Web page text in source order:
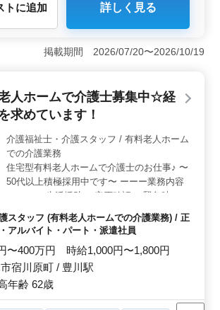
ント
環境＞ 完全週休2日制で、仕事とプライ
スが取りやすく、長期にわたって無理な
た、特に50代から60代の方も活躍できる
のある介護職＞ 介護職は、高齢者
顔を提供できるやりがいのある職業で
した介護業務をおまかせし、1年以上の介
活かし、充実感を感じながら働けま
給与水準も◯。また、福利厚生も整
・労災・健康・厚生の社会保険完備で
ト に追加 詳しく見る
掲載期間 2026/07/20〜2026/10/19
人ホームで介護士募集中☆経
求めています！
介護福祉士・介護スタッフ / 有料老人ホーム
での介護業務
住宅型有料老人ホームで介護士のお仕事♪ 〜
50代以上積極採用中です〜 ーーー業務内容
ーーー ・生活援助 ・安否確認 ・緊急時の対
ーー備考ーーー ・社会保険完備 ・交通費支
給 ・長期勤務可能 経験豊富な人材を求めて
います！ 皆様のご応募お待ちしておりま
す！
スタッフ (有料老人ホームでの介護業務) / 正
アルバイト・パート・派遣社員
〜400万円 時給1,000円〜1,800円
宿川原町 / 豊川駅
年齢 62歳